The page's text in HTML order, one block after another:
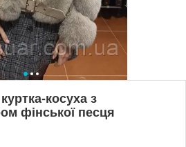
косуха з
фінської песця